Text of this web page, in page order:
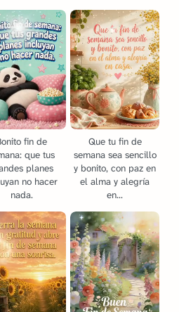
fin de
que tus
planes
no hacer
nada.
Que tu fin de
semana sea sencillo
y bonito, con paz en
el alma y alegría
en...